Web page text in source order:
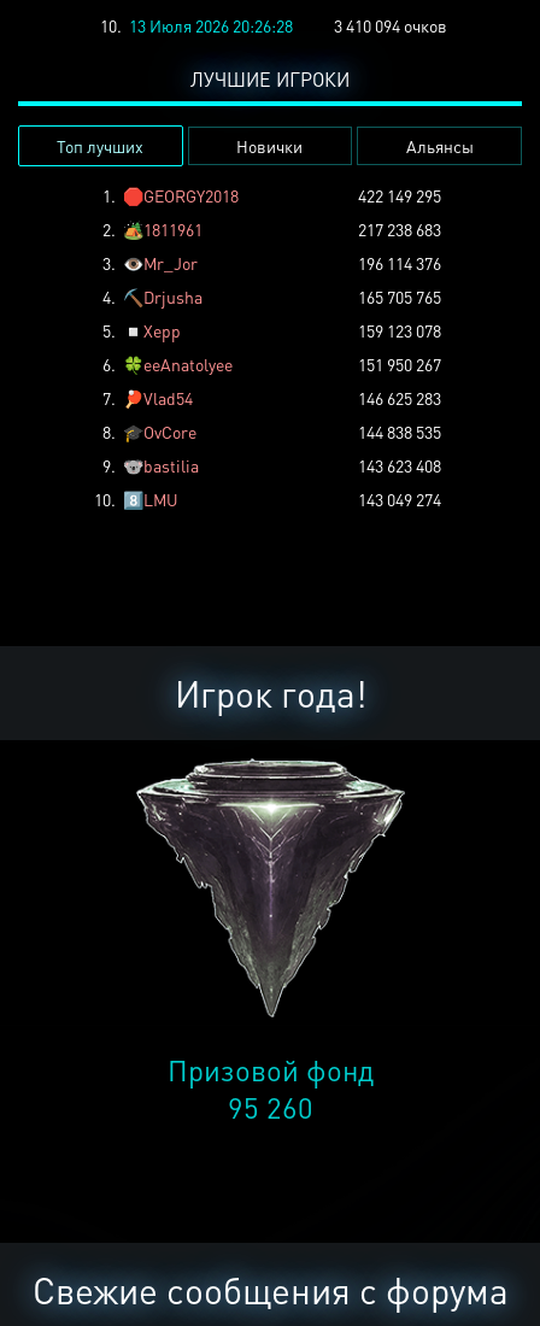
10. 13 Июля 2026 20:26:28 3 410 094 очков
ЛУЧШИЕ ИГРОКИ
Топ лучших Новички Альянсы
1. 🛑GEORGY2018
422 149 295
2. 🏕️1811961
217 238 683
3. 👁️Mr_Jor
196 114 376
4. ⛏️ Drjusha
165 705 765
5.
◽ Xepp
159 123 078
6. 🍀eeAnatolyee
151 950 267
7.
🏓Vlad54
146 625 283
8. 🎓OvCore
144 838 535
9. 🐨bastilia
143 623 408
10. 8️⃣LMU 143 049 274
Игрок года!
Призовой фонд
95 260
Свежие сообщения с форума